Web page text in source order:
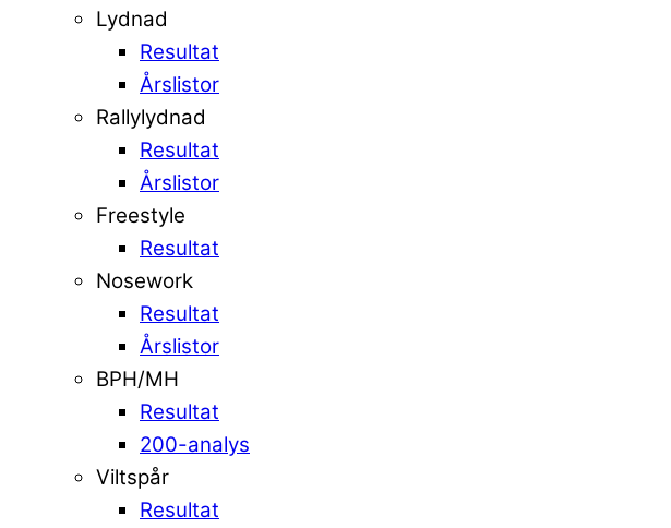
Lydnad
Resultat
Årslistor
Rallylydnad
Resultat
Årslistor
Freestyle
Resultat
Nosework
Resultat
Årslistor
BPH/MH
Resultat
200-analys
Viltspår
Resultat